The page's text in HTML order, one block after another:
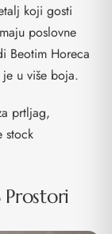
koji gosti
poslovne
Beotim Horeca
u više boja.
prtljag,
stock
Prostori